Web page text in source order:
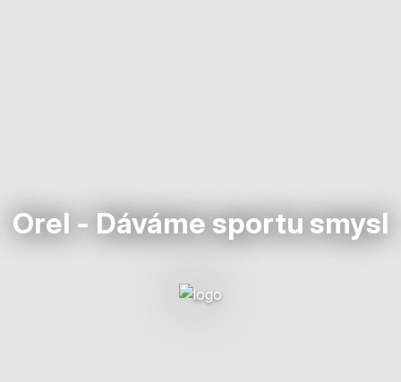
Orel - Dáváme sportu smysl